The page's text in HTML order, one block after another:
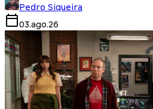
Pedro Siqueira
03.ago.26